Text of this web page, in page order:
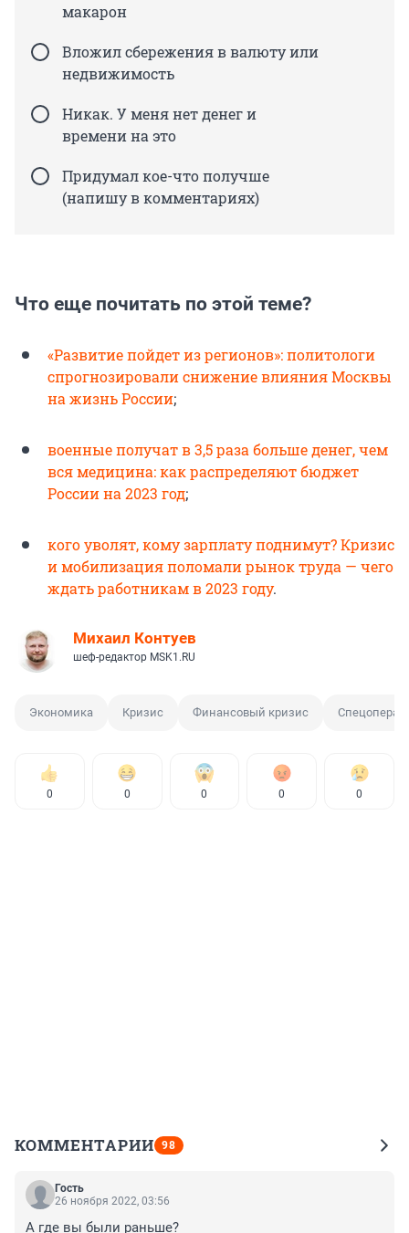
макарон
Вложил сбережения в валюту или
недвижимость
Никак. У меня нет денег и
времени на это
Придумал кое-что получше
(напишу в комментариях)
Что еще почитать по этой теме?
«Развитие пойдет из регионов»: политологи
спрогнозировали снижение влияния Москвы
на жизнь России;
военные получат в 3,5 раза больше денег, чем
вся медицина: как распределяют бюджет
России на 2023 год;
кого уволят, кому зарплату поднимут? Кризис
и мобилизация поломали рынок труда — чего
ждать работникам в 2023 году.
Михаил Контуев
шеф-редактор MSK1.RU
Экономика Кризис Финансовый кризис
0 0 0 0 0
КОММЕНТАРИИ 98
Гость
26 ноября 2022, 03:56
А где вы были раньше?